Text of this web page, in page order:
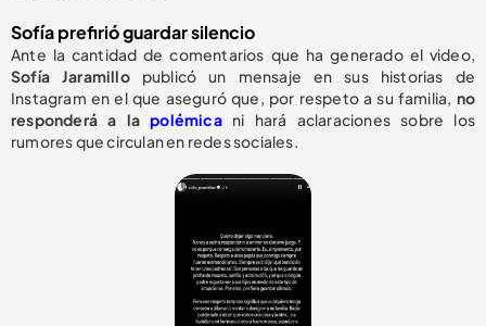
Sofía prefirió guardar silencio
Ante la cantidad de comentarios que ha generado el video,
Sofía Jaramillopublicó un mensaje en sus historias de
Instagram en el que aseguró que, por respeto a su familia, no
responderá a lapolémica ni hará aclaraciones sobre los
rumores que circulan en redes sociales.